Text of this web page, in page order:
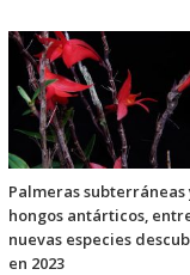
Palmeras subterráneas
hongos antárticos,
nuevas especies
en 2023